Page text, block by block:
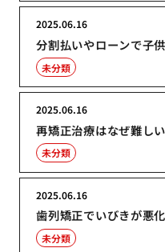
分割払いやローンで子
2025.06.16
未分類
再矯正治療はなぜ難し
2025.06.16
未分類
歯列矯正でいびきが悪
2025.06.16
未分類